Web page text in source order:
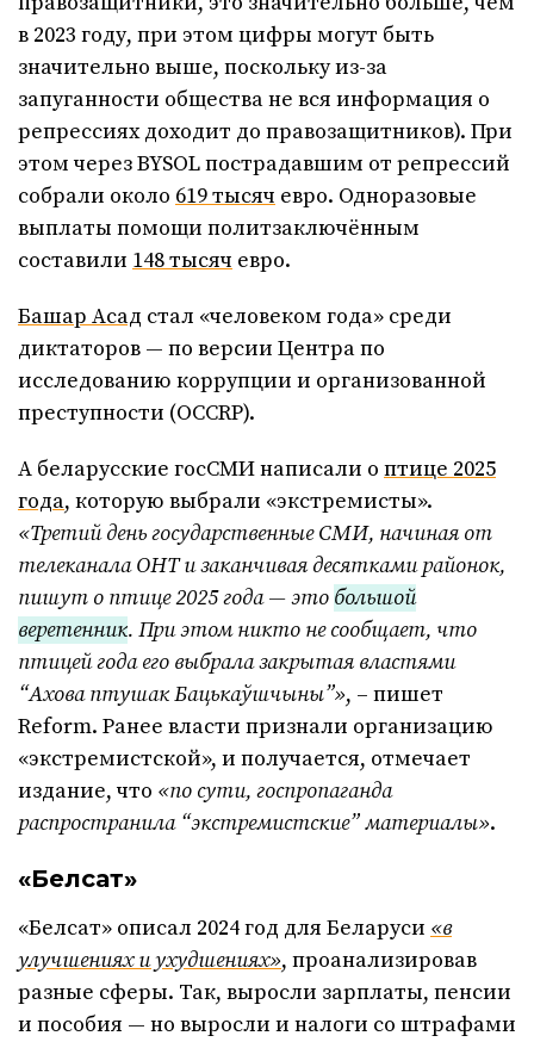
в 2023 году, при этом цифры могут быть
значительно выше, поскольку из-за
запуганности общества не вся информация о
репрессиях доходит до правозащитников). При
этом через BYSOL пострадавшим от репрессий
собрали около 619 тысяч евро. Одноразовые
выплаты помощи политзаключённым
составили 148 тысяч евро.
Башар Асад стал «человеком года» среди
диктаторов — по версии Центра по
исследованию коррупции и организованной
преступности (OCCRP).
А беларусские госСМИ написали о птице 2025
года, которую выбрали «экстремисты».
«Третий день государственные СМИ, начиная от
телеканала ОНТ и заканчивая десятками районок,
пишут о птице 2025 года — это большой
веретенник. При этом никто не сообщает, что
птицей года его выбрала закрытая властями
“Ахова птушак Бацькаўшчыны”», – пишет
Reform. Ранее власти признали организацию
«экстремистской», и получается, отмечает
издание, что «по сути, госпропаганда
распространила “экстремистские” материалы».
«Белсат»
«Белсат» описал 2024 год для Беларуси «в
улучшениях и ухудшениях», проанализировав
разные сферы. Так, выросли зарплаты, пенсии
и пособия — но выросли и налоги со штрафами